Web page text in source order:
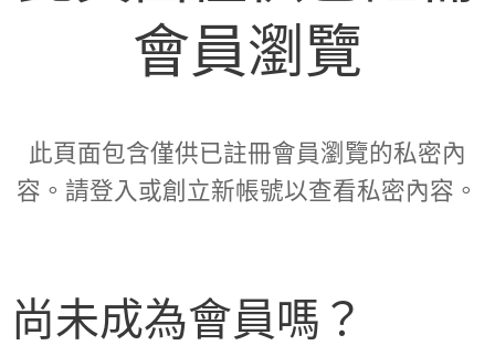
會員瀏覽
此頁面包含僅供已註冊會員瀏覽的私密內
容。請登入或創立新帳號以查看私密內容。
尚未成為會員嗎？